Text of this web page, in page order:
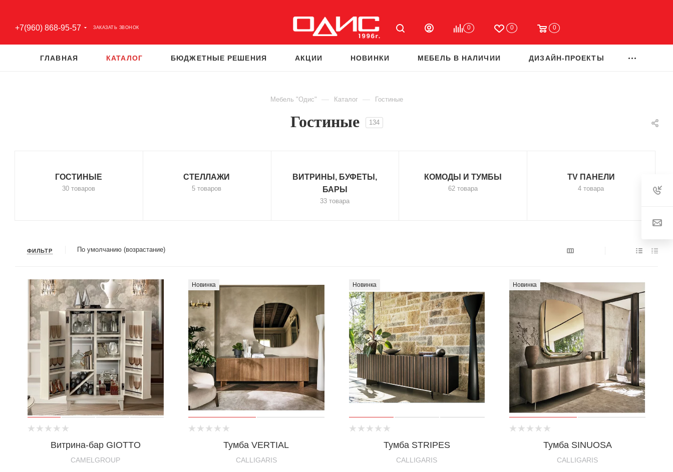
+7(960) 868-95-57 ЗАКАЗАТЬ ЗВОНОК 0 0 0
ГЛАВНАЯ КАТАЛОГ БЮДЖЕТНЫЕ РЕШЕНИЯ АКЦИИ НОВИНКИ МЕБЕЛЬ В НАЛИЧИИ ДИЗАЙН-ПРОЕКТЫ
Мебель "Одис" — Каталог — Гостиные
Гостиные 134
ГОСТИНЫЕ
30 товаров
СТЕЛЛАЖИ
5 товаров
ВИТРИНЫ, БУФЕТЫ,
БАРЫ
33 товара
КОМОДЫ И ТУМБЫ
62 товара
TV ПАНЕЛИ
4 товара
ФИЛЬТР По умолчанию (возрастание)
Витрина-бар GIOTTO
CAMELGROUP
Новинка
Тумба VERTIAL
CALLIGARIS
Новинка
Тумба STRIPES
CALLIGARIS
Новинка
Тумба SINUOSA
CALLIGARIS